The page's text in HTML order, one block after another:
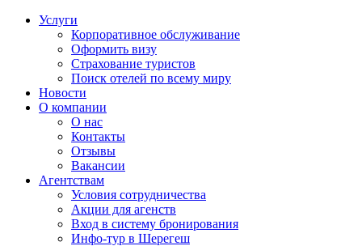
Услуги
Корпоративное обслуживание
Оформить визу
Страхование туристов
Поиск отелей по всему миру
Новости
О компании
О нас
Контакты
Отзывы
Вакансии
Агентствам
Условия сотрудничества
Акции для агенств
Вход в систему бронирования
Инфо-тур в Шерегеш